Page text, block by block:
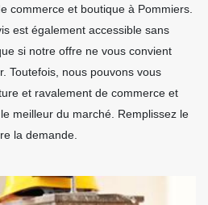
commerce et boutique à Pommiers.
est également accessible sans
si notre offre ne vous convient
Toutefois, nous pouvons vous
et ravalement de commerce et
meilleur du marché. Remplissez le
la demande.